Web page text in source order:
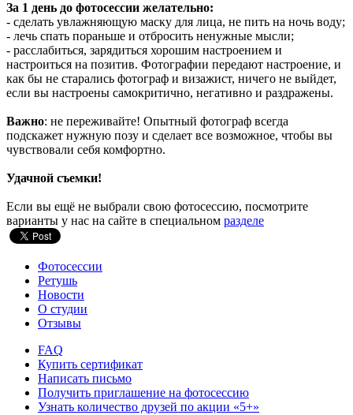
За 1 день до фотосессии желательно:
- сделать увлажняющую маску для лица, не пить на ночь воду;
- лечь спать пораньше и отбросить ненужные мысли;
- расслабиться, зарядиться хорошим настроением и
настроиться на позитив. Фотографии передают настроение, и
как бы не старались фотограф и визажист, ничего не выйдет,
если вы настроены самокритично, негативно и раздражены.
Важно: не переживайте! Опытный фотограф всегда
подскажет нужную позу и сделает все возможное, чтобы вы
чувствовали себя комфортно.
Удачной съемки!
Если вы ещё не выбрали свою фотосессию, посмотрите
варианты у нас на сайте в специальном разделе
Фотосессии
Ретушь
Новости
О студии
Отзывы
FAQ
Купить сертификат
Написать письмо
Получить приглашение на фотосессию
Узнать количество друзей по акции «5+»